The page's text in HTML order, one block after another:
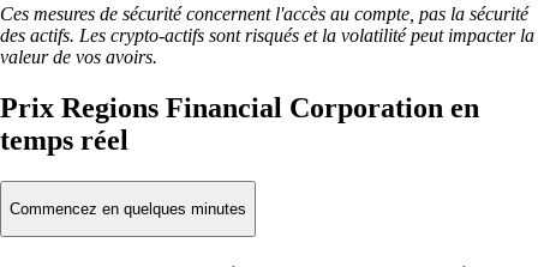
Ces mesures de sécurité concernent l'accès au compte, pas la sécurité
des actifs. Les crypto-actifs sont risqués et la volatilité peut impacter la
valeur de vos avoirs.
Prix Regions Financial Corporation en
temps réel
Commencez en quelques minutes